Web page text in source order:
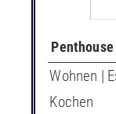
Penthouse
Wohnen |
Kochen